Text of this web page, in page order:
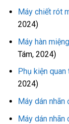
Máy chiết rót
2024)
Máy hàn
Tám, 2024)
Phụ kiện
2024)
Máy dán nhãn
Máy dán nhãn